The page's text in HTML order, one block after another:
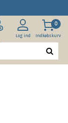
Log ind
0
Indkøbskurv